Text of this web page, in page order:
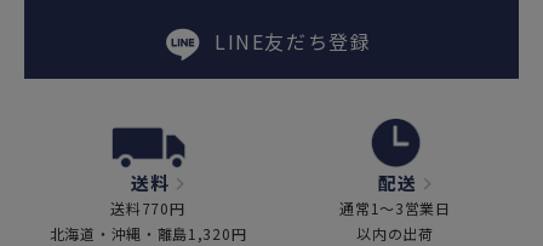
LINE友だち登録
送料
送料770円
北海道・沖縄・離島1,320円
配送
通常1～3営業日
以内の出荷